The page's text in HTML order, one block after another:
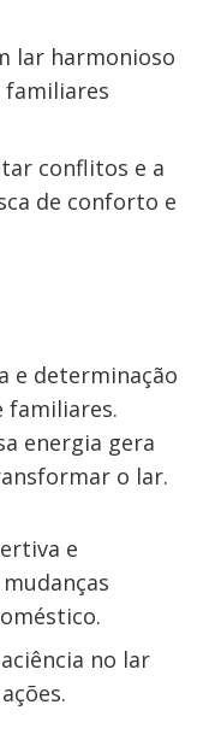
lar harmonioso
familiares
conflitos e a
de conforto e
e determinação
familiares.
energia gera
o lar.
e
no lar